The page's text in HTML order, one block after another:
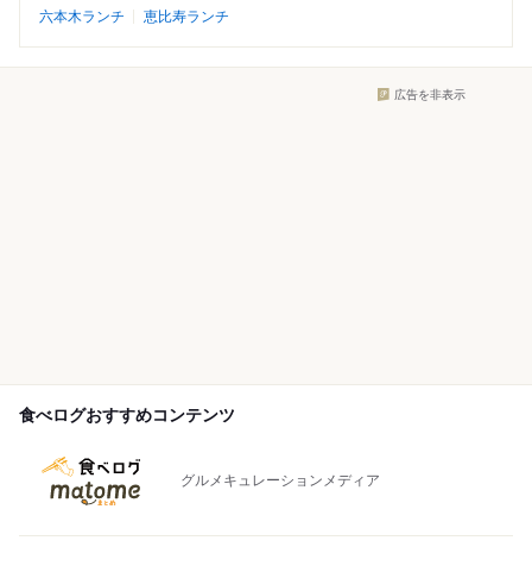
六本木ランチ
恵比寿ランチ
広告を非表示
食べログおすすめコンテンツ
グルメキュレーションメディア